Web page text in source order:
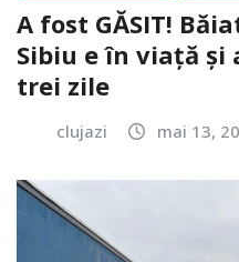
A fost GĂSIT!
Sibiu e în viață și
trei zile
clujazi mai 13,